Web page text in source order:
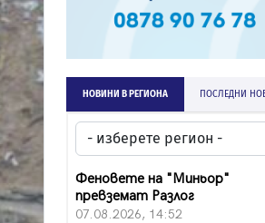
НОВИНИ В РЕГИОНА ПОСЛЕДНИ
Феновете на "Миньор"
превземат Разлог
07.08.2026, 14:52